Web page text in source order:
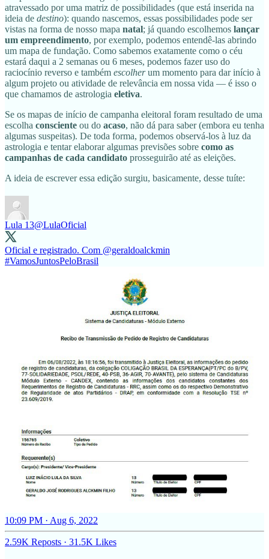
atravessado por uma matriz de possibilidades (que está inserida na
ideia de destino): quando nascemos, essas possibilidades pode ser
vistas na forma de nosso mapa natal; já quando escolhemos lançar
um empreendimento, por exemplo, podemos entendê-las abrindo
um mapa de fundação. Como sabemos exatamente como o céu
estará daqui a 2 semanas ou 6 meses, podemos fazer uso do
raciocínio reverso e também escolherum momento para dar início à
algum projeto ou atividade de relevância em nossa vida — é isso o
que chamamos de astrologia eletiva.
Se os mapas de início de campanha eleitoral foram resultado de uma
escolha consciente ou do acaso, não dá para saber (embora eu tenha
algumas suspeitas). De toda forma, podemos observá-los à luz da
astrologia e tentar elaborar algumas previsões sobre como as
campanhas de cada candidato prosseguirão até as eleições.
A ideia de escrever essa edição surgiu, basicamente, desse tuíte:
Lula 13@LulaOficial
Oficial e registrado. Com @geraldoalckmin
#VamosJuntosPeloBrasil
10:09 PM · Aug 6, 2022
2.59K Reposts · 31.5K Likes